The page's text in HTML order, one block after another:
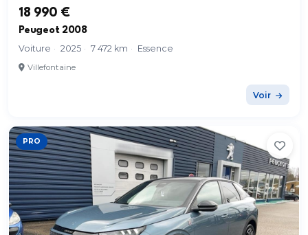
18 990 €
Peugeot 2008
Voiture · 2025 · 7 472 km · Essence
Villefontaine
Voir
PRO